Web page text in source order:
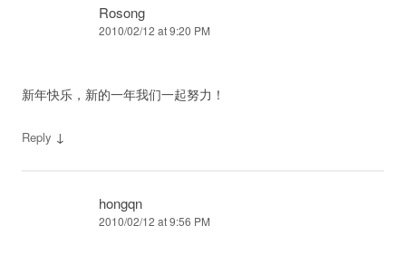
Rosong
2010/02/12 at 9:20 PM
新年快乐，新的一年我们一起努力！
Reply ↓
hongqn
2010/02/12 at 9:56 PM